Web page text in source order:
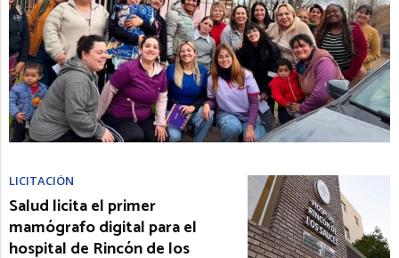
LICITACIÓN
Salud licita el primer
mamógrafo digital para el
hospital de Rincón de los